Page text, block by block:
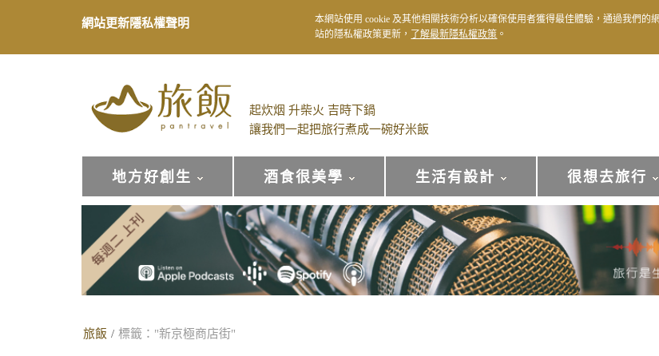
起炊烟 升柴火 吉時下鍋
讓我們一起把旅行煮成一碗好米飯
地方好創生 酒食很美學 生活有設計 很想去旅行
旅飯 / 標籤："新京極商店街"
網站更新隱私權聲明
本網站使用 cookie 及其他相關技術分析以確保使用者獲得最佳體驗，通過我們的
站的隱私權政策更新，
了解最新隱私權政策 。